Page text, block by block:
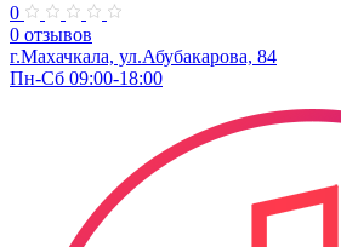
0
0 отзывов
г.Махачкала, ул.Абубакарова, 84
Пн-Сб 09:00-18:00